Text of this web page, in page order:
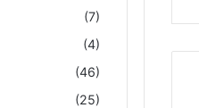
(7)
(4)
(46)
(25)